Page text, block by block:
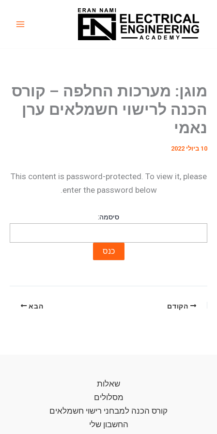
מוגן: מערכות החלפה – קורס
הכנה לרישוי חשמלאים ערן
נאמי
10 ביולי 2022
This content is password-protected. To view it, please
enter the password below.
סיסמה:
הקודם הבא
שאלות
מסלולים
קורס הכנה למבחני רישוי חשמלאים
החשבון שלי